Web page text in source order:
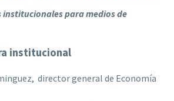
institucionales para medios de
institucional
director general de Economía